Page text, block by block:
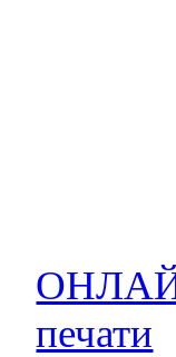
печати